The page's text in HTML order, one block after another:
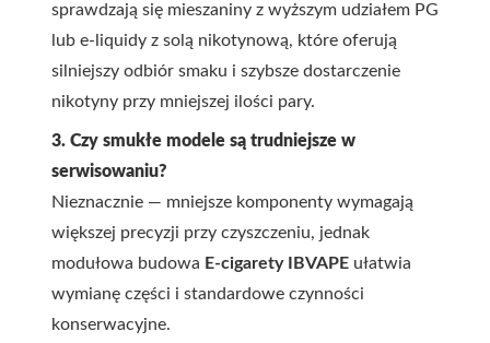
sprawdzają się mieszaniny z wyższym udziałem PG
lub e-liquidy z solą nikotynową, które oferują
silniejszy odbiór smaku i szybsze dostarczenie
nikotyny przy mniejszej ilości pary.
3. Czy smukłe modele są trudniejsze w
serwisowaniu?
Nieznacznie — mniejsze komponenty wymagają
większej precyzji przy czyszczeniu, jednak
modułowa budowa E-cigarety IBVAPE ułatwia
wymianę części i standardowe czynności
konserwacyjne.